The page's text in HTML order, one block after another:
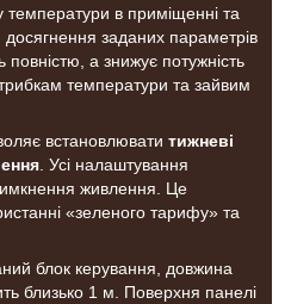
температури в приміщенні та
заданих параметрів
а знижує потужність
температури та зайвим
встановлювати тижневі
. Усі налаштування
живлення. Це
«зеленого тарифу» та
блок керування, довжина
близько 1 м. Поверхня панелі